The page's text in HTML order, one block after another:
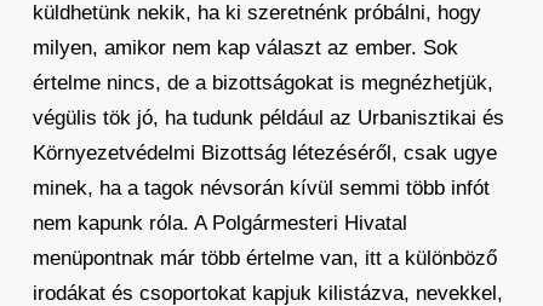
küldhetünk nekik, ha ki szeretnénk próbálni, hogy
milyen, amikor nem kap választ az ember. Sok
értelme nincs, de a bizottságokat is megnézhetjük,
végülis tök jó, ha tudunk például az Urbanisztikai és
Környezetvédelmi Bizottság létezéséről, csak ugye
minek, ha a tagok névsorán kívül semmi több infót
nem kapunk róla. A Polgármesteri Hivatal
menüpontnak már több értelme van, itt a különböző
irodákat és csoportokat kapjuk kilistázva, nevekkel,